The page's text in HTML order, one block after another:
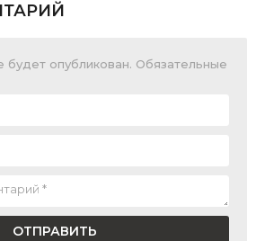
опубликован. Обязательные